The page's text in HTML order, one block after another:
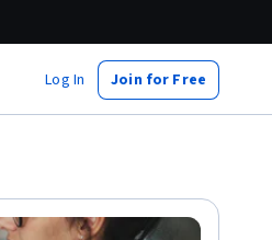
Log In Join for Free